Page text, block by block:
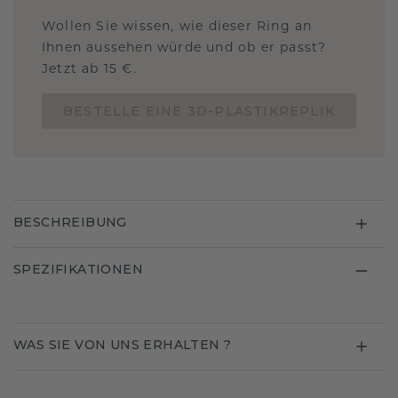
Wollen Sie wissen, wie dieser Ring an
Ihnen aussehen würde und ob er passt?
Jetzt ab 15 €.
BESCHREIBUNG
SPEZIFIKATIONEN
WAS SIE VON UNS ERHALTEN ?